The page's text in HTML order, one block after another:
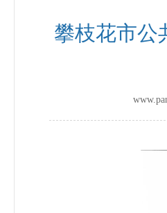
攀枝花市公